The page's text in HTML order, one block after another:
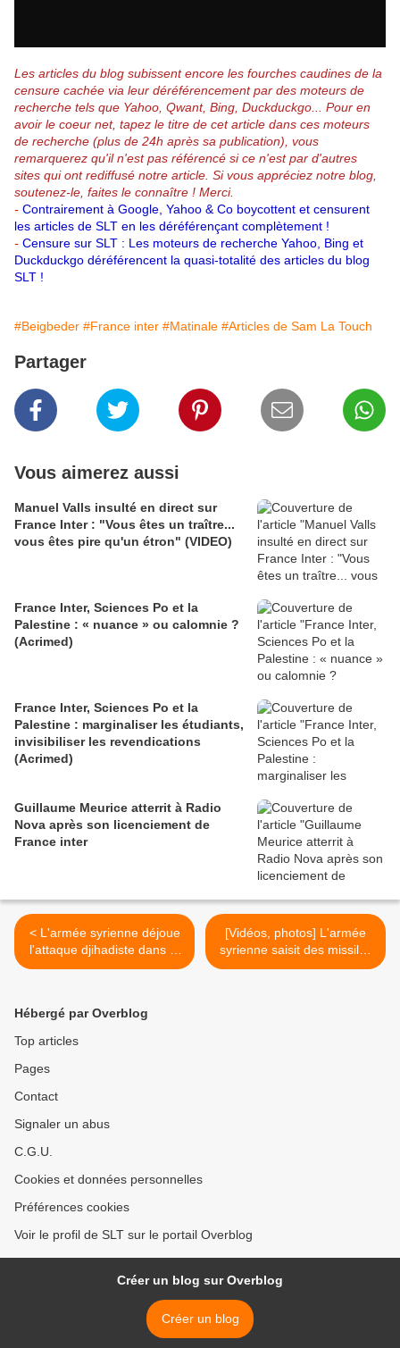
Les articles du blog subissent encore les fourches caudines de la
censure cachée via leur déréférencement par des moteurs de
recherche tels que Yahoo, Qwant, Bing, Duckduckgo...
Pour en
avoir le coeur net, tapez le titre de cet article dans ces moteurs
de recherche (plus de 24h après sa publication), vous
remarquerez qu'il n'est pas référencé si ce n'est par d'autres
sites qui ont rediffusé notre article. Si vous appréciez notre blog,
soutenez-le, faites le connaître ! Merci.
- Contrairement à Google, Yahoo & Co boycottent et censurent
les articles de SLT en les déréférençant complètement !
- Censure sur SLT : Les moteurs de recherche Yahoo, Bing et
Duckduckgo déréférencent la quasi-totalité des articles du blog
SLT !
#Beigbeder #France inter #Matinale #Articles de Sam La Touch
Partager
Vous aimerez aussi
Manuel Valls insulté en direct sur
France Inter : "Vous êtes un traître...
vous êtes pire qu'un étron" (VIDEO)
France Inter, Sciences Po et la
Palestine : « nuance » ou calomnie ?
(Acrimed)
France Inter, Sciences Po et la
Palestine : marginaliser les étudiants,
invisibiliser les revendications
(Acrimed)
Guillaume Meurice atterrit à Radio
Nova après son licenciement de
France inter
< L'armée syrienne déjoue
l'attaque djihadiste dans le
nord de Hama (AMN)
[Vidéos, photos] L'armée
syrienne saisit des missiles
TOW et d'autres armes
Hébergé par Overblog
Top articles
Pages
Contact
Signaler un abus
C.G.U.
Cookies et données personnelles
Préférences cookies
Voir le profil de SLT sur le portail Overblog
Créer un blog sur Overblog
Créer un blog